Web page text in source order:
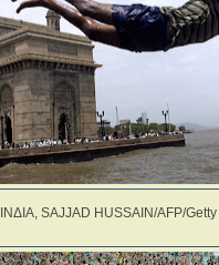
ΙΝΔΙΑ, SAJJAD HUSSAIN/AFP/